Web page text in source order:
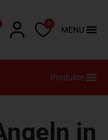
0
MENU
Produkte
in